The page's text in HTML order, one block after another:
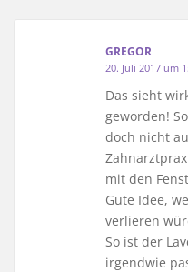
GREGOR
20. Juli 2017 um
Das sieht
geworden!
doch nicht
mit den
Gute Idee,
verlieren
So ist der
irgendwie